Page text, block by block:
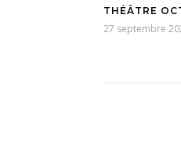
THÉÂTRE
27 septembre